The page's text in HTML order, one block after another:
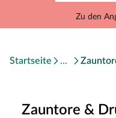
Zu den
Startseite
Zauntore &